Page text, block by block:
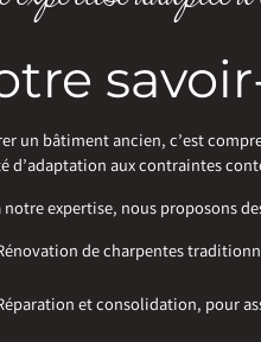
un bâtiment ancien, c’est
d’adaptation aux contraintes
notre expertise, nous proposons
de charpentes
et consolidation, pour